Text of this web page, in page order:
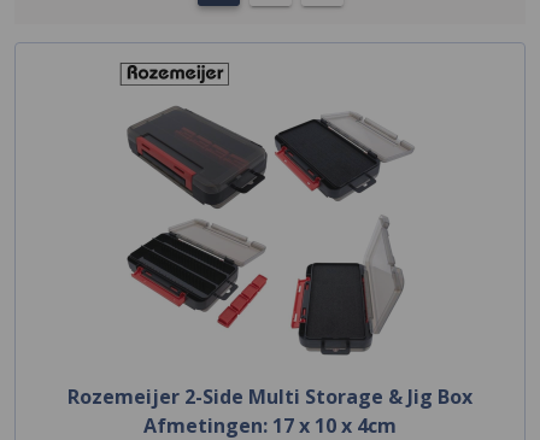
Rozemeijer 2-Side Multi Storage & Jig Box
Afmetingen: 17 x 10 x 4cm